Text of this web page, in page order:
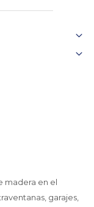
madera en el
garajes,